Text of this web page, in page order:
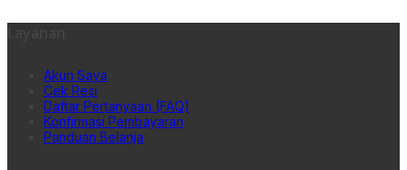
Akun Saya
Cek Resi
Daftar Pertanyaan (FAQ)
Konfirmasi Pembayaran
Panduan Belanja